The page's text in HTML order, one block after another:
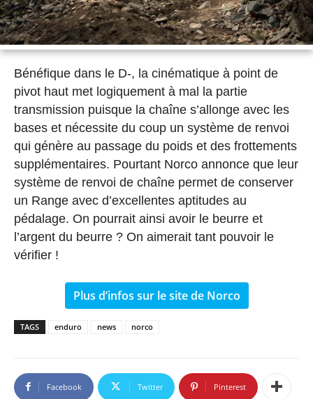
Bénéfique dans le D-, la cinématique à point de
pivot haut met logiquement à mal la partie
transmission puisque la chaîne s’allonge avec les
bases et nécessite du coup un système de renvoi
qui génère au passage du poids et des frottements
supplémentaires. Pourtant Norco annonce que leur
système de renvoi de chaîne permet de conserver
un Range avec d’excellentes aptitudes au
pédalage. On pourrait ainsi avoir le beurre et
l’argent du beurre ? On aimerait tant pouvoir le
vérifier !
Plus d’infos sur le site de Norco
TAGS enduro news norco
Facebook Twitter Pinterest